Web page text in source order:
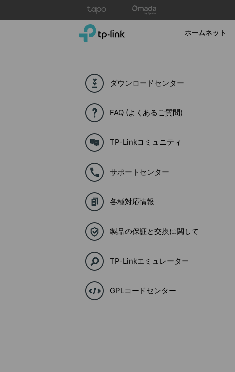
TP-Link, Reliably Smart ホームネット
ダウンロードセンター
FAQ (よくあるご質問)
TP-Linkコミュニティ
サポートセンター
各種対応情報
製品の保証と交換に関して
TP-Linkエミュレーター
GPLコードセンター